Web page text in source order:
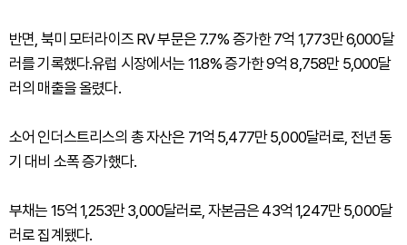
반면, 북미 모터라이즈 RV 부문은 7.7% 증가한 7억 1,773만 6,000달
러를 기록했다.유럽 시장에서는 11.8% 증가한 9억 8,758만 5,000달
러의 매출을 올렸다.
소어 인더스트리스의 총 자산은 71억 5,477만 5,000달러로, 전년 동
기 대비 소폭 증가했다.
부채는 15억 1,253만 3,000달러로, 자본금은 43억 1,247만 5,000달
러로 집계됐다.